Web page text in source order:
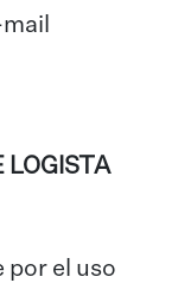
LOGISTA
por el uso